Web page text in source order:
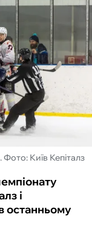
Київ Кепіталз
і
останньому